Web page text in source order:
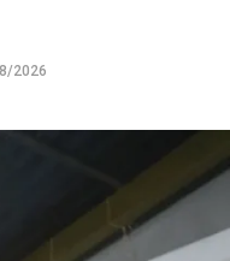
2026